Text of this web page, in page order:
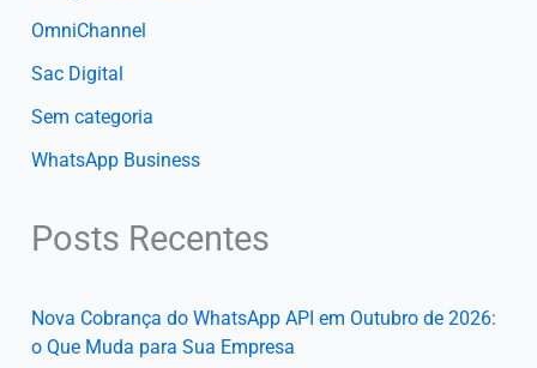
OmniChannel
Sac Digital
Sem categoria
WhatsApp Business
Posts Recentes
Nova Cobrança do WhatsApp API em Outubro de 2026:
o Que Muda para Sua Empresa